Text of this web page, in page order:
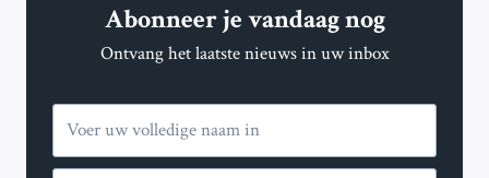
Abonneer je vandaag nog
Ontvang het laatste nieuws in uw inbox